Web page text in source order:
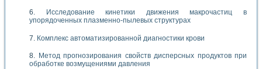
Исследование кинетики движения макрочастиц в
упорядоченных плазменно-пылевых структурах
Комплекс автоматизированной диагностики крови
Метод прогнозирования свойств дисперсных продуктов при
обработке возмущениями давления